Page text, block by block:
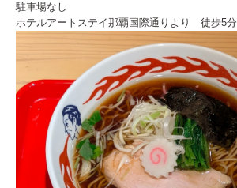
駐車場なし
ホテルアートステイ那覇国際通りより 徒歩5分